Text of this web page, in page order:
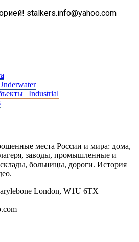
stalkers.info@yahoo.com
| Industrial
места России и мира: дома,
заводы, промышленные и
больницы, дороги. История
London, W1U 6TX